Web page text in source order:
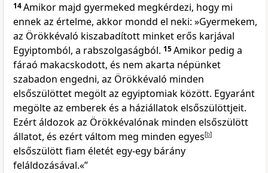
14Amikor majd gyermeked megkérdezi, hogy mi
ennek az értelme, akkor mondd el neki: »Gyermekem,
az Örökkévaló kiszabadított minket erős karjával
Egyiptomból, a rabszolgaságból. 15Amikor pedig a
fáraó makacskodott, és nem akarta népünket
szabadon engedni, az Örökkévaló minden
elsőszülöttet megölt az egyiptomiak között. Egyaránt
megölte az emberek és a háziállatok elsőszülöttjeit.
Ezért áldozok az Örökkévalónak minden elsőszülött
állatot, és ezért váltom meg minden egyes[b]
elsőszülött fiam életét egy-egy bárány
feláldozásával.«”